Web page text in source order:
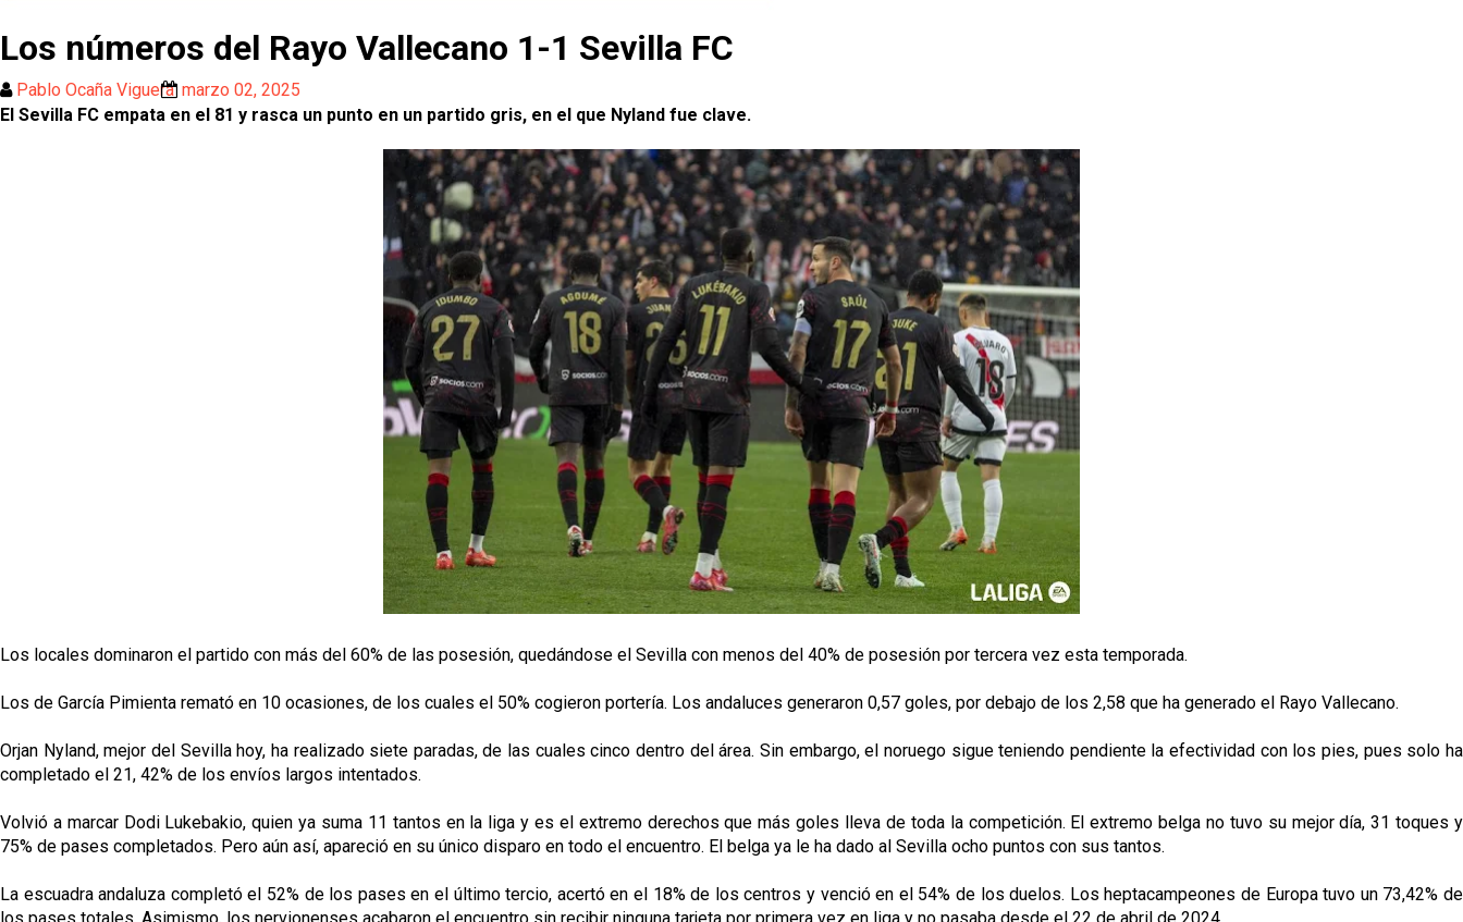
Los números del Rayo Vallecano 1-1 Sevilla FC
Pablo Ocaña Viguera marzo 02, 2025
El Sevilla FC empata en el 81 y rasca un punto en un partido gris, en el que Nyland fue clave.
Los locales dominaron el partido con más del 60% de las posesión, quedándose el Sevilla con menos del 40% de posesión por tercera vez esta temporada.
Los de García Pimienta remató en 10 ocasiones, de los cuales el 50% cogieron portería. Los andaluces generaron 0,57 goles, por debajo de los 2,58 que ha generado el Rayo Vallecano.
Orjan Nyland, mejor del Sevilla hoy, ha realizado siete paradas, de las cuales cinco dentro del área. Sin embargo, el noruego sigue teniendo pendiente la efectividad con los pies, pues solo ha
completado el 21, 42% de los envíos largos intentados.
Volvió a marcar Dodi Lukebakio, quien ya suma 11 tantos en la liga y es el extremo derechos que más goles lleva de toda la competición. El extremo belga no tuvo su mejor día, 31 toques y
75% de pases completados. Pero aún así, apareció en su único disparo en todo el encuentro. El belga ya le ha dado al Sevilla ocho puntos con sus tantos.
La escuadra andaluza completó el 52% de los pases en el último tercio, acertó en el 18% de los centros y venció en el 54% de los duelos. Los heptacampeones de Europa tuvo un 73,42% de
los pases totales. Asimismo, los nervionenses acabaron el encuentro sin recibir ninguna tarjeta por primera vez en liga y no pasaba desde el 22 de abril de 2024.